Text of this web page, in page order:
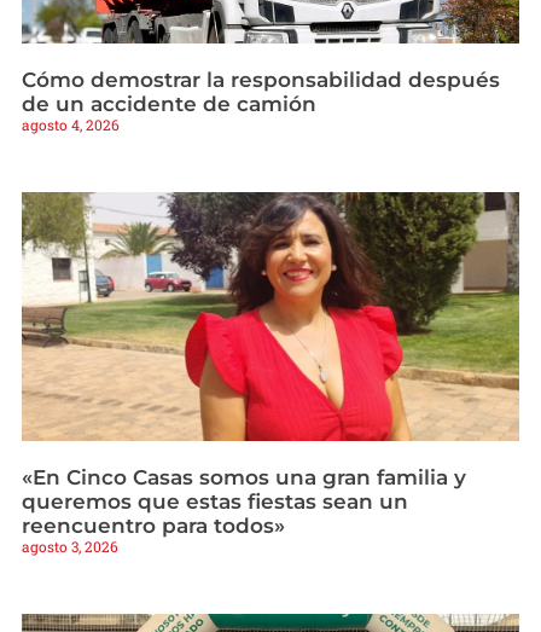
Cómo demostrar la responsabilidad después
de un accidente de camión
agosto 4, 2026
«En Cinco Casas somos una gran familia y
queremos que estas fiestas sean un
reencuentro para todos»
agosto 3, 2026